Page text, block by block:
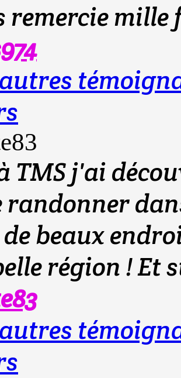
remercie
TMS j'ai
randonner
beaux
région ! Et